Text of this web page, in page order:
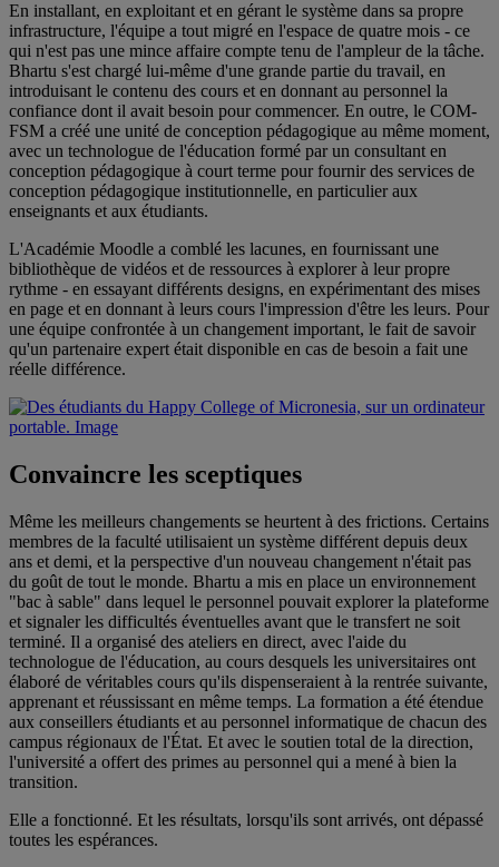
En installant, en exploitant et en gérant le système dans sa propre
infrastructure, l'équipe a tout migré en l'espace de quatre mois - ce
qui n'est pas une mince affaire compte tenu de l'ampleur de la tâche.
Bhartu s'est chargé lui-même d'une grande partie du travail, en
introduisant le contenu des cours et en donnant au personnel la
confiance dont il avait besoin pour commencer. En outre, le COM-
FSM a créé une unité de conception pédagogique au même moment,
avec un technologue de l'éducation formé par un consultant en
conception pédagogique à court terme pour fournir des services de
conception pédagogique institutionnelle, en particulier aux
enseignants et aux étudiants.
L'Académie Moodle a comblé les lacunes, en fournissant une
bibliothèque de vidéos et de ressources à explorer à leur propre
rythme - en essayant différents designs, en expérimentant des mises
en page et en donnant à leurs cours l'impression d'être les leurs. Pour
une équipe confrontée à un changement important, le fait de savoir
qu'un partenaire expert était disponible en cas de besoin a fait une
réelle différence.
Convaincre les sceptiques
Même les meilleurs changements se heurtent à des frictions. Certains
membres de la faculté utilisaient un système différent depuis deux
ans et demi, et la perspective d'un nouveau changement n'était pas
du goût de tout le monde. Bhartu a mis en place un environnement
"bac à sable" dans lequel le personnel pouvait explorer la plateforme
et signaler les difficultés éventuelles avant que le transfert ne soit
terminé. Il a organisé des ateliers en direct, avec l'aide du
technologue de l'éducation, au cours desquels les universitaires ont
élaboré de véritables cours qu'ils dispenseraient à la rentrée suivante,
apprenant et réussissant en même temps. La formation a été étendue
aux conseillers étudiants et au personnel informatique de chacun des
campus régionaux de l'État. Et avec le soutien total de la direction,
l'université a offert des primes au personnel qui a mené à bien la
transition.
Elle a fonctionné. Et les résultats, lorsqu'ils sont arrivés, ont dépassé
toutes les espérances.